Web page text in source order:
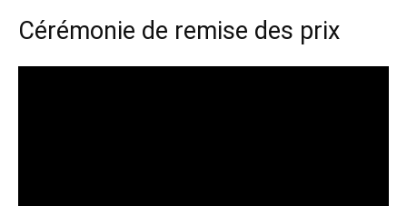
Cérémonie de remise des prix